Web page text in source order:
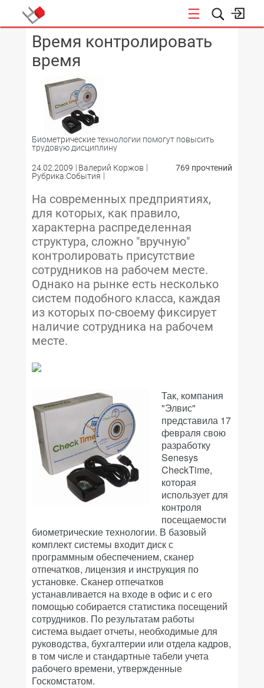
КОНФЕРЕНЦИИ
Время контролировать
время
Биометрические технологии помогут повысить
трудовую дисциплину
24.02.2009
Валерий Коржов
Рубрика:События
769 прочтений
На современных предприятиях,
для которых, как правило,
характерна распределенная
структура, сложно "вручную"
контролировать присутствие
сотрудников на рабочем месте.
Однако на рынке есть несколько
систем подобного класса, каждая
из которых по-своему фиксирует
наличие сотрудника на рабочем
месте.
Так, компания
"Элвис"
представила 17
февраля свою
разработку
Senesys
CheckTime,
которая
использует для
контроля
посещаемости
биометрические технологии. В базовый
комплект системы входит диск с
программным обеспечением, сканер
отпечатков, лицензия и инструкция по
установке. Сканер отпечатков
устанавливается на входе в офис и с его
помощью собирается статистика посещений
сотрудников. По результатам работы
система выдает отчеты, необходимые для
руководства, бухгалтерии или отдела кадров,
в том числе и стандартные табели учета
рабочего времени, утвержденные
Госкомстатом.